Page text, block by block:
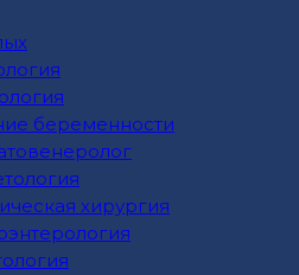
беременности
хирургия